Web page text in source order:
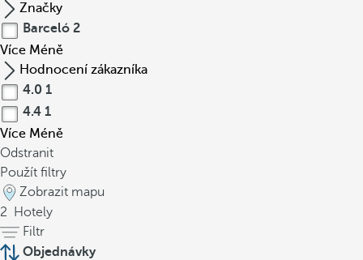
Značky
Barceló 2
Více Méně
Hodnocení zákazníka
4.0 1
4.4 1
Více Méně
Odstranit
Použít filtry
Zobrazit mapu
2
Hotely
Filtr
Objednávky